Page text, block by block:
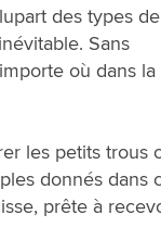
des types de
Sans
où dans la
les petits trous
donnés dans
prête à